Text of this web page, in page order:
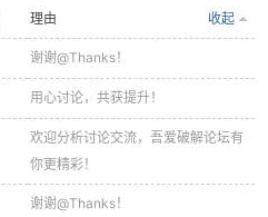
收起
理由
谢谢@Thanks！
用心讨论，共获提升！
欢迎分析讨论交流，吾爱破解论坛有
你更精彩！
谢谢@Thanks！